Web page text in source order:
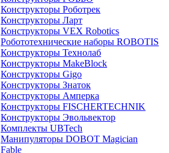
Конструкторы Роботрек
Конструкторы Ларт
Конструкторы VEX Robotics
Робототехнические наборы ROBOTIS
Конструкторы Технолаб
Конструкторы MakeBlock
Конструкторы Gigo
Конструкторы Знаток
Конструкторы Амперка
Конструкторы FISCHERTECHNIK
Конструкторы Эвольвектор
Комплекты UBTech
Манипуляторы DOBOT Magician
Fable